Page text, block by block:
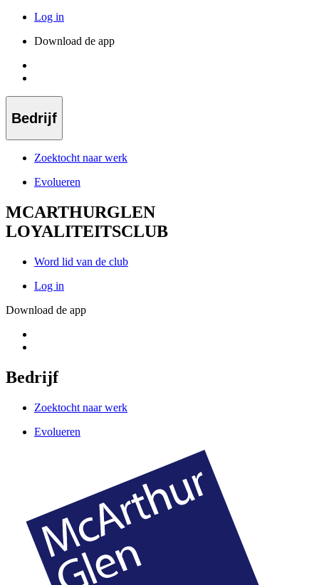
Log in
Download de app
Bedrijf
Zoektocht naar werk
Evolueren
MCARTHURGLEN
LOYALITEITSCLUB
Word lid van de club
Log in
Download de app
Bedrijf
Zoektocht naar werk
Evolueren